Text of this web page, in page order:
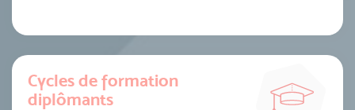
Cycles de formation
diplômants